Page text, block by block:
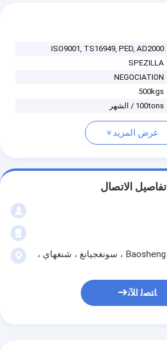
ISO9001, TS16949, PED, AD2000
SPEZILLA
NEGOCIATION
500kgs
100tons / الشهر
عرض المزيد
تفاصيل الاتصال
HQ803 ، رقم 18 Baosheng Road ، سونغجيانغ ، شنغهاي ،
ﺎﺘﺼﻟ ﺍﻶﻧ